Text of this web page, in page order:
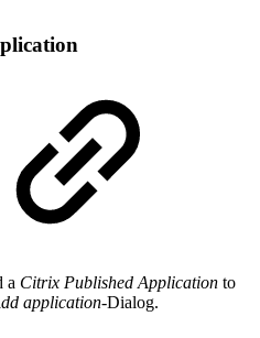
a Citrix Published Application to
application-Dialog.